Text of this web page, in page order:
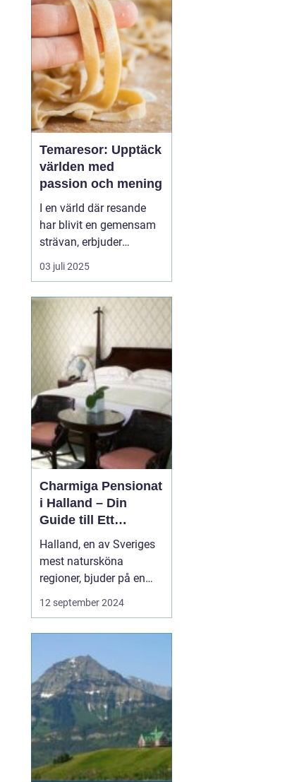
Temaresor: Upptäck
världen med
passion och mening
I en värld där resande
har blivit en gemensam
strävan, erbjuder
temaresor en unik
möjlighet att fördjupa
och kulturella
upplevelser. Genom att
välja en resa baserad på
ett tema kan man upp...
03 juli 2025
Charmiga Pensionat
i Halland – Din
Guide till Ett
Bekymmersfritt
Getaway
Halland, en av Sveriges
mest natursköna
regioner, bjuder på en
perfekt kombination av
idyllisk landsbygd,
dessa vyer finns mysiga
pensionat som erbarkar
besökaren en unik inbli...
12 september 2024